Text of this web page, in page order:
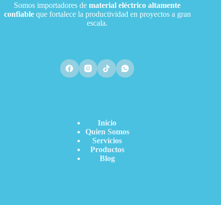
Somos importadores dematerial eléctrico altamente
confiableque fortalece la productividad en proyectos a gran
escala.
Inicio
Quien Somos
Servicios
Productos
Blog